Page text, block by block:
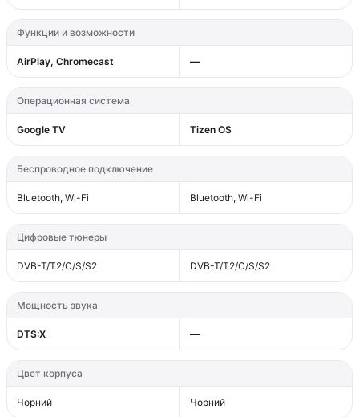
Функции и возможности
AirPlay, Chromecast —
Операционная система
Google TV Tizen OS
Беспроводное подключение
Bluetooth, Wi-Fi Bluetooth, Wi-Fi
Цифровые тюнеры
DVB-T/T2/C/S/S2 DVB-T/T2/C/S/S2
Мощность звука
DTS:X —
Цвет корпуса
Чорний Чорний